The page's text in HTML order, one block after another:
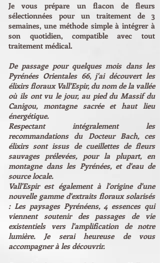
Je vous prépare un flacon de fleurs
sélectionnées pour un traitement de 3
semaines, une méthode simple à intégrer à
son quotidien, compatible avec tout
traitement médical.
De passage pour quelques mois dans les
Pyrénées Orientales 66, j'ai découvert les
élixirs floraux Vall'Espir, du nom de la vallée
où ils ont vu le jour, au pied du Massif du
Canigou, montagne sacrée et haut lieu
énergétique.
Respectant intégralement les
recommandations du Docteur Bach, ces
élixirs sont issus de cueillettes de fleurs
sauvages prélevées, pour la plupart, en
montagne dans les Pyrénées, et d'eau de
source locale.
Vall'Espir est également à l'origine d'une
nouvelle gamme d'extraits floraux solarisés
: Les paysages Pyrénéens, 4 essences qui
viennent soutenir des passages de vie
existentiels vers l'amplification de notre
lumière. Je serai heureuse de vous
accompagner à les découvrir.